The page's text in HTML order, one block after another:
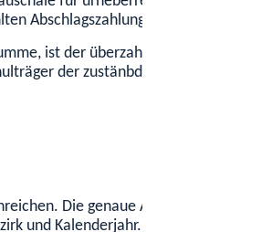
Abschlagszahlungen übersteigt.
ist der überzahlte Betrag durch
der zustänbdigen
Die genaue Antragsfrist finden
und Kalenderjahr. Im